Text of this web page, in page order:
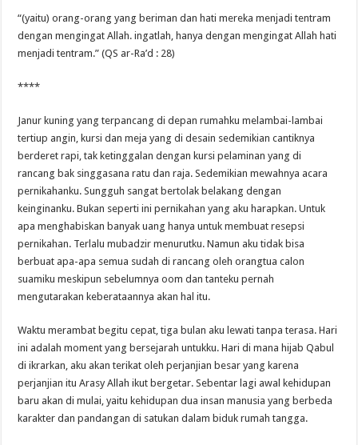
“(yaitu) orang-orang yang beriman dan hati mereka menjadi tentram
dengan mengingat Allah. ingatlah, hanya dengan mengingat Allah hati
menjadi tentram.” (QS ar-Ra’d : 28)
****
Janur kuning yang terpancang di depan rumahku melambai-lambai
tertiup angin, kursi dan meja yang di desain sedemikian cantiknya
berderet rapi, tak ketinggalan dengan kursi pelaminan yang di
rancang bak singgasana ratu dan raja. Sedemikian mewahnya acara
pernikahanku. Sungguh sangat bertolak belakang dengan
keinginanku. Bukan seperti ini pernikahan yang aku harapkan. Untuk
apa menghabiskan banyak uang hanya untuk membuat resepsi
pernikahan. Terlalu mubadzir menurutku. Namun aku tidak bisa
berbuat apa-apa semua sudah di rancang oleh orangtua calon
suamiku meskipun sebelumnya oom dan tanteku pernah
mengutarakan keberataannya akan hal itu.
Waktu merambat begitu cepat, tiga bulan aku lewati tanpa terasa. Hari
ini adalah moment yang bersejarah untukku. Hari di mana hijab Qabul
di ikrarkan, aku akan terikat oleh perjanjian besar yang karena
perjanjian itu Arasy Allah ikut bergetar. Sebentar lagi awal kehidupan
baru akan di mulai, yaitu kehidupan dua insan manusia yang berbeda
karakter dan pandangan di satukan dalam biduk rumah tangga.